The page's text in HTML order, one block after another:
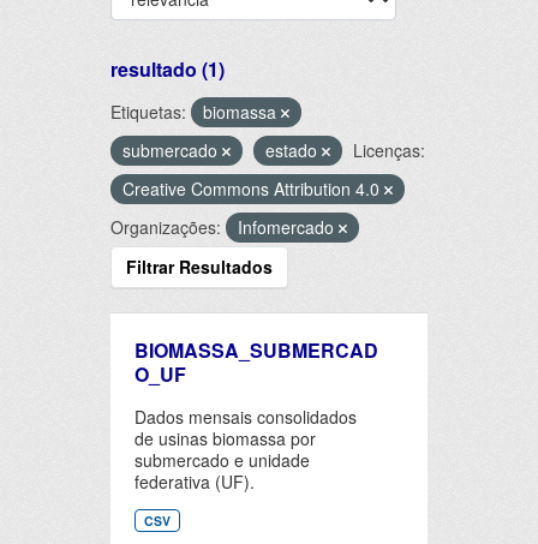
resultado (1)
Etiquetas:
biomassa
submercado
estado
Licenças:
Creative Commons Attribution 4.0
Organizações:
Infomercado
Filtrar Resultados
BIOMASSA_SUBMERCAD
O_UF
Dados mensais consolidados
de usinas biomassa por
submercado e unidade
federativa (UF).
CSV